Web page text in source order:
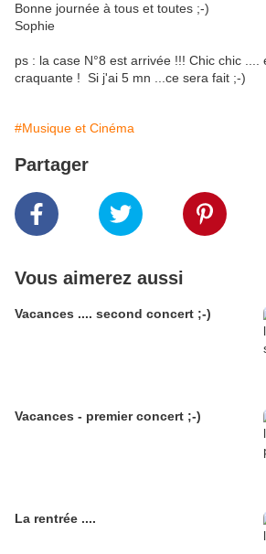
Bonne journée à tous et toutes ;-)
Sophie
ps : la case N°8 est arrivée !!! Chic chic ....
craquante ! Si j'ai 5 mn ...ce sera fait ;-)
#Musique et Cinéma
Partager
Vous aimerez aussi
Vacances .... second concert ;-)
Vacances - premier concert ;-)
La rentrée ....